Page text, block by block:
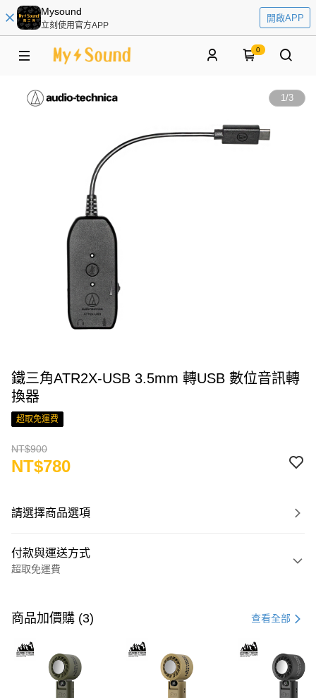
Mysound
立刻使用官方APP
開啟APP
0
1/3
鐵三角ATR2X-USB 3.5mm 轉USB 數位音訊轉
換器
超取免運費
NT$900
NT$780
請選擇商品選項
付款與運送方式
超取免運費
信用卡一次付款
LINE Pay
Apple Pay
商品加價購 (3) 查看全部